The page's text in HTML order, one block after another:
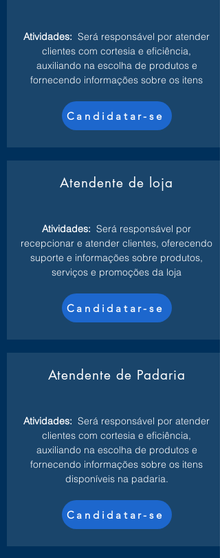
Atividades: Será responsável por atender
clientes com cortesia e eficiência,
auxiliando na escolha de produtos e
fornecendo informações sobre os itens
Candidatar-se
Atendente de loja
Atividades: Será responsável por
recepcionar e atender clientes, oferecendo
suporte e informações sobre produtos,
serviços e promoções da loja
Candidatar-se
Atendente de Padaria
Atividades: Será responsável por atender
clientes com cortesia e eficiência,
auxiliando na escolha de produtos e
fornecendo informações sobre os itens
disponíveis na padaria.
Candidatar-se